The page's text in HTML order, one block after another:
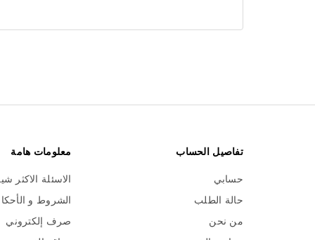
تفاصيل الحساب
حسابي
حالة الطلب
من نحن
معلومات هامة
الاسئلة الاكثر
الشروط و
صرف إلكتروني